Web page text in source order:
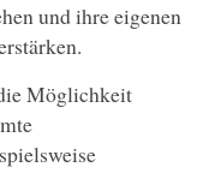
und ihre eigenen
Möglichkeit